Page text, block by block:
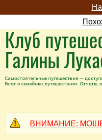
Клуб
Галины
Самостоятельные путешествия —
Блог о семейных путешествиях. Отчеты,
ВНИМАНИЕ: